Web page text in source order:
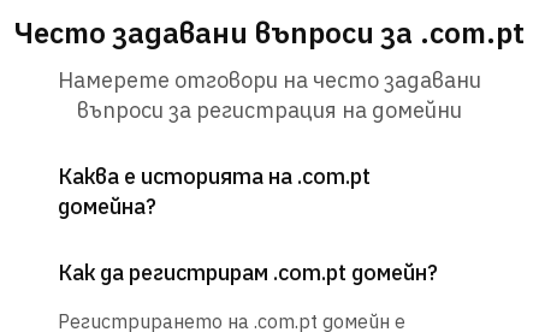
Често задавани въпроси за .com.pt
Намерете отговори на често задавани
въпроси за регистрация на домейни
Каква е историята на .com.pt
домейна?
Как да регистрирам .com.pt домейн?
Регистрирането на .com.pt домейн е